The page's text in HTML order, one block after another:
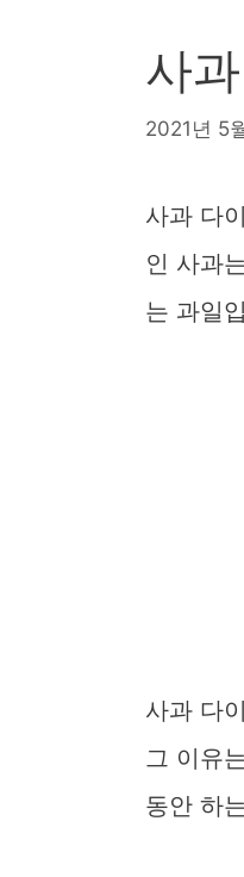
사
2021년 5
사과 다
인 사과
는 과일
사과 다
그 이유
동안 하